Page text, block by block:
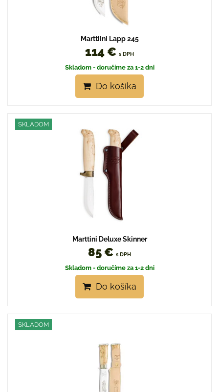
Marttiini Lapp 245
114 € s DPH
Skladom - doručíme za 1-2 dni
Do košíka
SKLADOM
Marttini Deluxe Skinner
85 € s DPH
Skladom - doručíme za 1-2 dni
Do košíka
SKLADOM